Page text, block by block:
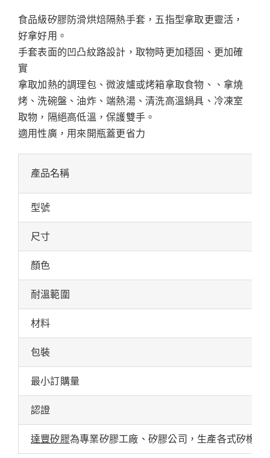
食品級矽膠防滑烘焙隔熱手套，五指型拿取更靈活，
好拿好用。
手套表面的凹凸紋路設計，取物時更加穩固、更加確
實
拿取加熱的調理包、微波爐或烤箱拿取食物、、拿燒
烤、洗碗盤、油炸、端熱湯、清洗高溫鍋具、冷凍室
取物，隔絕高低溫，保護雙手。
適用性廣，用來開瓶蓋更省力
產品名稱
型號
尺寸
顏色
耐溫範圍
材料
包裝
最小訂購量
認證
達豐矽膠為專業矽膠工廠、矽膠公司，生產各式矽橡